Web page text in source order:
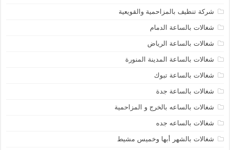
شركة تنظيف بالمزاحمية والقويعية
شغالات بالساعة الدمام
شغالات بالساعة الرياض
شغالات بالساعة المدينة المنورة
شغالات بالساعة تبوك
شغالات بالساعة جدة
شغالات بالساعه بالخرج و المزاحمية
شغالات بالساعه جده
شغالات بالشهر أبها وخميس مشيط